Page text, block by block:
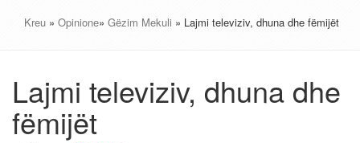
Kreu » Opinione» Gëzim Mekuli » Lajmi televiziv, dhuna dhe fëmijët
Lajmi televiziv, dhuna dhe
fëmijët